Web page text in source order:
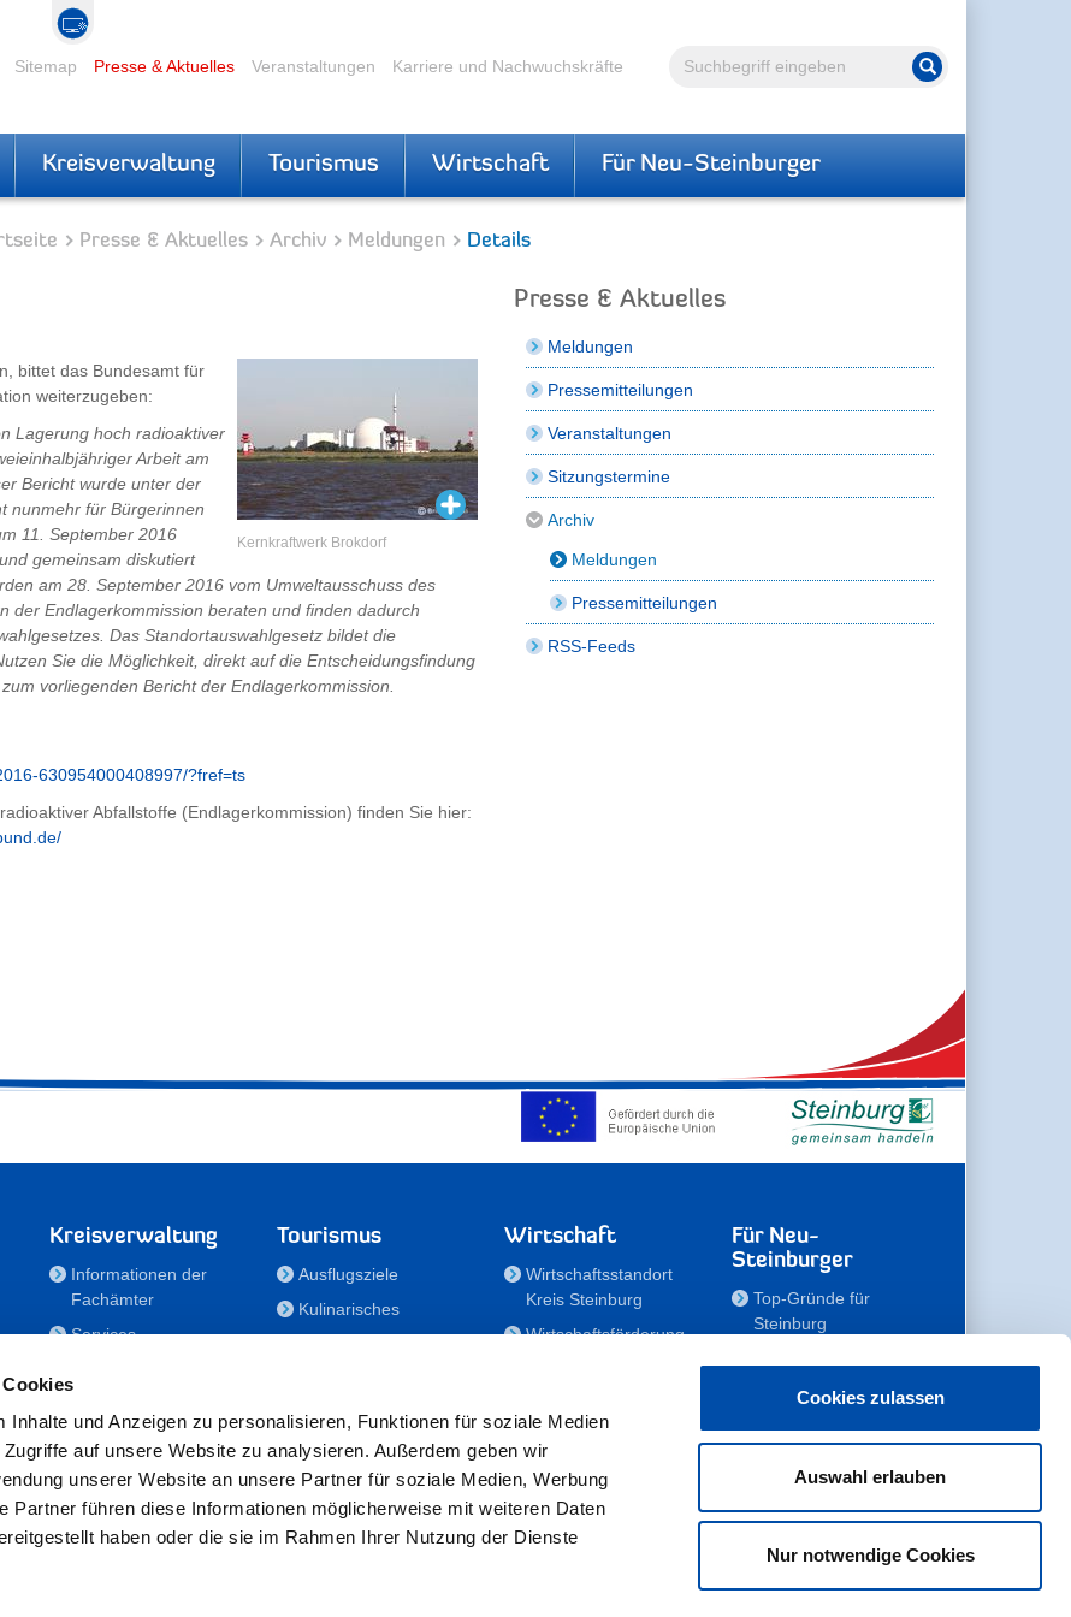
Inhalte und Anzeigen zu personalisieren, Funktionen für soziale Medien
auf unsere Website zu analysieren. Außerdem geben wir
unserer Website an unsere Partner für soziale Medien, Werbung
Partner führen diese Informationen möglicherweise mit weiteren Daten
haben oder die sie im Rahmen Ihrer Nutzung der Dienste
Cookies zulassen
Auswahl erlauben
Nur notwendige Cookies
Volltextsuche Suche starten
Sitemap Presse & Aktuelles Veranstaltungen Karriere und Nachwuchskräfte
Kreisverwaltung Tourismus Wirtschaft Für Neu-Steinburger
Presse & Aktuelles Archiv Meldungen Details
Kernkraftwerk Brokdorf
bittet das Bundesamt für
weiterzugeben:
Lagerung hoch radioaktiver
Arbeit am
Bericht wurde unter der
nunmehr für Bürgerinnen
11. September 2016
gemeinsam diskutiert
am 28. September 2016 vom Umweltausschuss des
der Endlagerkommission beraten und finden dadurch
Das Standortauswahlgesetz bildet die
Sie die Möglichkeit, direkt auf die Entscheidungsfindung
vorliegenden Bericht der Endlagerkommission.
630954000408997/?fref=ts
Abfallstoffe (Endlagerkommission) finden Sie hier:
Presse & Aktuelles
Meldungen
Pressemitteilungen
Veranstaltungen
Sitzungstermine
Archiv
Meldungen
Pressemitteilungen
RSS-Feeds
Kreisverwaltung
Informationen der
Fachämter
Services
Nachwuchskräfte
Notdienste
Formulare/Downloads
RSS-Feeds
Tourismus
Ausflugsziele
Kulinarisches
Veranstaltungen
Wirtschaft
Wirtschaftsstandort
Kreis Steinburg
Wirtschaftsförderung
Zahlen, Daten,
Fakten
Gewerbeflächen
Für Neu-
Steinburger
Top-Gründe für
Steinburg
Meine Immobilie
Erholen